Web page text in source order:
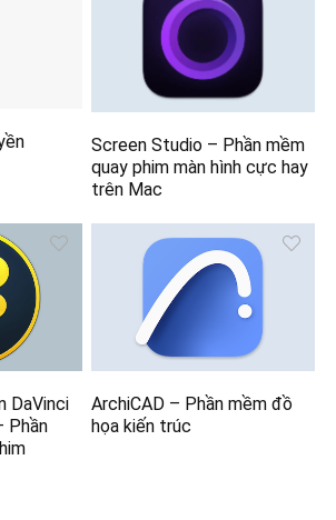
Screen Studio – Phần mềm
quay phim màn hình cực hay
trên Mac
DaVinci
Phần
ArchiCAD – Phần mềm đồ
họa kiến trúc